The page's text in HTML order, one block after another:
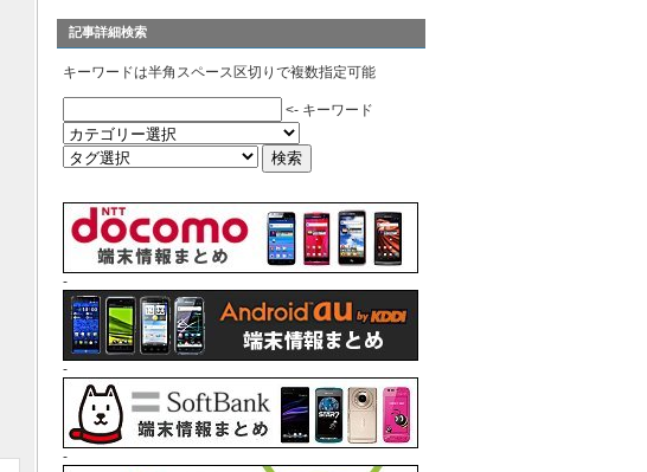
記事詳細検索
キーワードは半角スペース区切りで複数指定可能
<- キーワード
-
-
-